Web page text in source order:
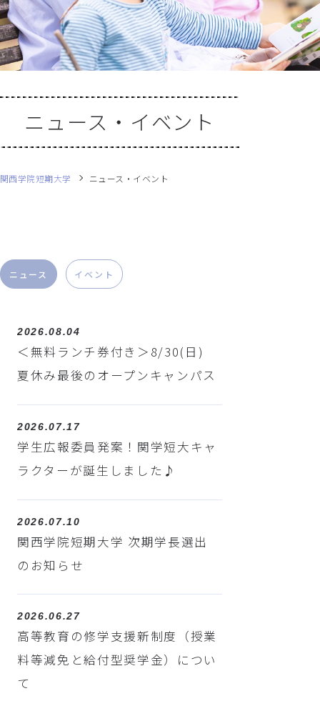
ニュース・イベント
関西学院短期大学 ニュース・イベント
ニュース イベント
2026.08.04
＜無料ランチ券付き＞8/30(日)
夏休み最後のオープンキャンパス
2026.07.17
学生広報委員発案！関学短大キャ
ラクターが誕生しました♪
2026.07.10
関西学院短期大学 次期学長選出
のお知らせ
2026.06.27
高等教育の修学支援新制度（授業
料等減免と給付型奨学金）につい
て